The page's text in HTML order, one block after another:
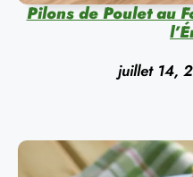
Pilons de Poulet au
juillet 14,